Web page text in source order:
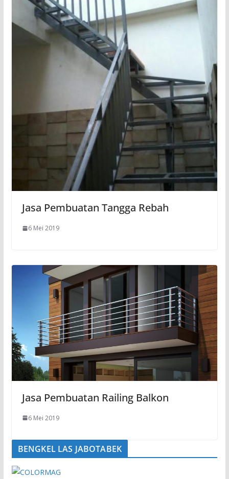
Jasa Pembuatan Tangga Rebah
6 Mei 2019
Jasa Pembuatan Railing Balkon
6 Mei 2019
BENGKEL LAS JABOTABEK